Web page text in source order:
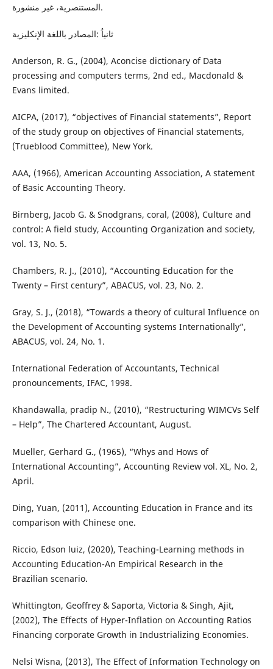
المستنصرية، غير منشورة.
ثانياُ :المصادر باللغة الإنكليزية
Anderson, R. G., (2004), Aconcise dictionary of Data
processing and computers terms, 2nd ed., Macdonald &
Evans limited.
AICPA, (2017), “objectives of Financial statements”, Report
of the study group on objectives of Financial statements,
(Trueblood Committee), New York.
AAA, (1966), American Accounting Association, A statement
of Basic Accounting Theory.
Birnberg, Jacob G. & Snodgrans, coral, (2008), Culture and
control: A field study, Accounting Organization and society,
vol. 13, No. 5.
Chambers, R. J., (2010), “Accounting Education for the
Twenty – First century”, ABACUS, vol. 23, No. 2.
Gray, S. J., (2018), “Towards a theory of cultural Influence on
the Development of Accounting systems Internationally”,
ABACUS, vol. 24, No. 1.
International Federation of Accountants, Technical
pronouncements, IFAC, 1998.
Khandawalla, pradip N., (2010), “Restructuring WIMCVs Self
– Help”, The Chartered Accountant, August.
Mueller, Gerhard G., (1965), “Whys and Hows of
International Accounting”, Accounting Review vol. XL, No. 2,
April.
Ding, Yuan, (2011), Accounting Education in France and its
comparison with Chinese one.
Riccio, Edson luiz, (2020), Teaching-Learning methods in
Accounting Education-An Empirical Research in the
Brazilian scenario.
Whittington, Geoffrey & Saporta, Victoria & Singh, Ajit,
(2002), The Effects of Hyper-Inflation on Accounting Ratios
Financing corporate Growth in Industrializing Economies.
Nelsi Wisna, (2013), The Effect of Information Technology on